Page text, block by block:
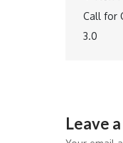
Call for
3.0
Leave